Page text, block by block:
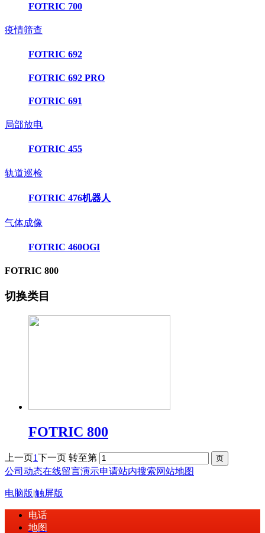
FOTRIC 700
疫情筛查
FOTRIC 692
FOTRIC 692 PRO
FOTRIC 691
局部放电
FOTRIC 455
轨道巡检
FOTRIC 476机器人
气体成像
FOTRIC 460OGI
FOTRIC 800
切换类目
FOTRIC 800
上一页 1 下一页 转至第
公司动态在线留言演示申请站内搜索网站地图
电脑版 触屏版
电话
地图